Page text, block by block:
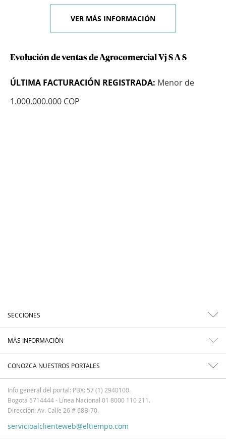
VER MÁS INFORMACIÓN
Evolución de ventas de Agrocomercial Vj S A S
ÚLTIMA FACTURACIÓN REGISTRADA: Menor de
1.000.000.000 COP
SECCIONES
MÁS INFORMACIÓN
CONOZCA NUESTROS PORTALES
Info general del portal: PBX: 57 (1) 2940100.
Bogotá 5714444 - Línea Nacional 01 8000 110 211.
Dirección: Av. Calle 26 # 68B-70.
servicioalclienteweb@eltiempo.com